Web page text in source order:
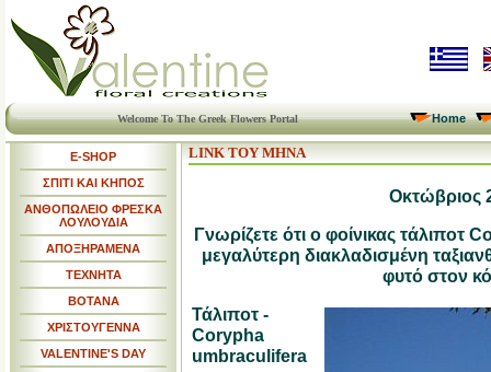
Welcome To The Greek Flowers Portal Home
E-SHOP
ΣΠΙΤΙ ΚΑΙ ΚΗΠΟΣ
ΑΝΘΟΠΩΛΕΙΟ ΦΡΕΣΚΑ
ΛΟΥΛΟΥΔΙΑ
ΑΠΟΞΗΡΑΜΕΝΑ
ΤΕΧΝΗΤΑ
ΒΟΤΑΝΑ
ΧΡΙΣΤΟΥΓΕΝΝΑ
VALENTINE'S DAY
LINK ΤΟΥ ΜΗΝΑ
Οκτώβριος
Γνωρίζετε ότι ο φοίνικας τάλιποτ
μεγαλύτερη διακλαδισμένη
φυτό στον
Τάλιποτ -
Corypha
umbraculifera